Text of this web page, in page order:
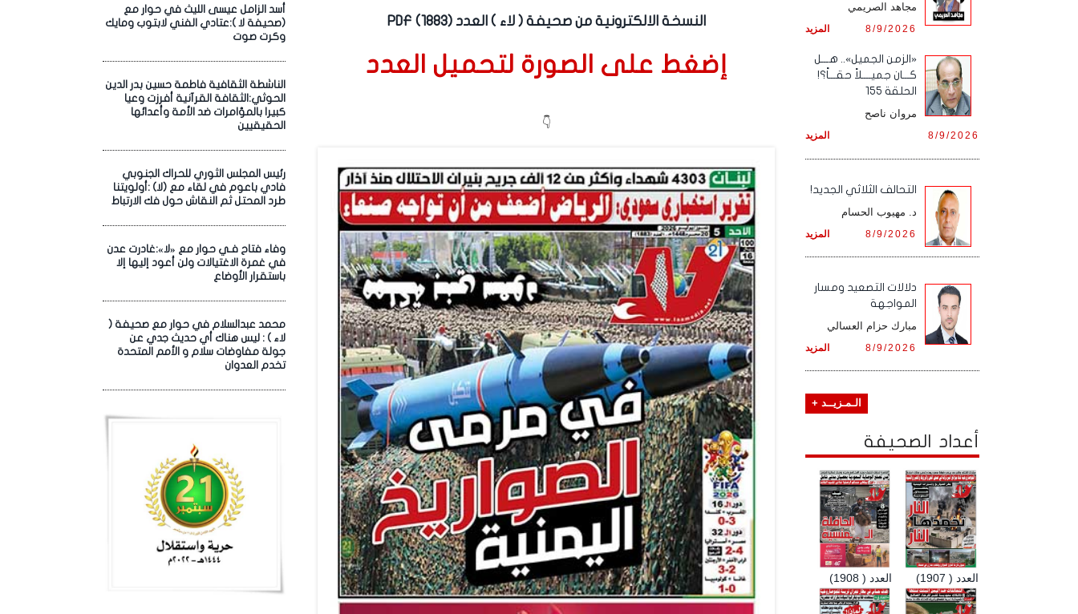
أسد الزامل عيسى الليث في حوار مع
(صحيفة لا ):عتادي الفني لابتوب ومايك
وكرت صوت
الناشطة الثقافية فاطمة حسين بدر الدين
الحوثي:الثقافة القرآنية أفرزت وعيا
كبيرا بالمؤامرات ضد الأمة وأعدائها
الحقيقيين
رئيس المجلس الثوري للحراك الجنوبي
فادي باعوم في لقاء مع (لا) :أولويتنا
طرد المحتل ثم النقاش حول فك الارتباط
وفاء فتاح فـي حوار مع «لا»:غادرت عدن
في غمرة الاغتيالات ولن أعود إليها إلا
باستقرار الأوضاع
محمد عبدالسلام في حوار مع صحيفة (
لاء ) : ليس هناك أي حديث جدي عن
جولة مفاوضات سلام و الأمم المتحدة
تخدم العدوان
النسخة الالكترونية من صحيفة ( لاء ) العدد (1883) PDF
إضغط على الصورة لتحميل العدد
👇
مجاهد الصريمي
المزيد 8/9/2026
«الزمن الجميل».. هـــل
كـــان جميــــلاً حقـــاً؟!
الحلقة 155
مروان ناصح
المزيد 8/9/2026
التحالف الثلاثي الجديد!
د. مهيوب الحسام
المزيد 8/9/2026
دلالات التصعيد ومسار
المواجهة
مبارك حزام العسالي
المزيد 8/9/2026
الـمـزيــد +
أعداد الصحيفة
العدد ( 1908) العدد ( 1907)